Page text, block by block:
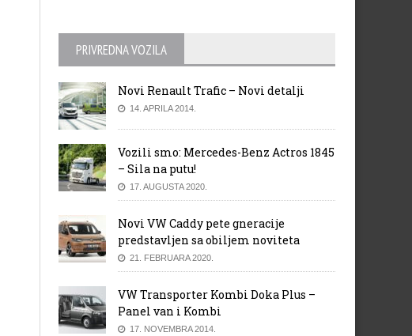
PRIVREDNA VOZILA
Novi Renault Trafic – Novi detalji
14. APRILA 2014.
Vozili smo: Mercedes-Benz Actros 1845
– Sila na putu!
17. AUGUSTA 2020.
Novi VW Caddy pete gneracije
predstavljen sa obiljem noviteta
21. FEBRUARA 2020.
VW Transporter Kombi Doka Plus –
Panel van i Kombi
17. NOVEMBRA 2014.